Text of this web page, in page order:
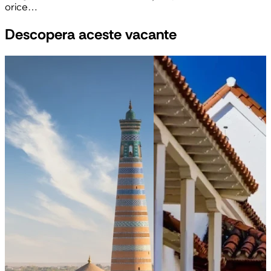
orice…
Descopera aceste vacante